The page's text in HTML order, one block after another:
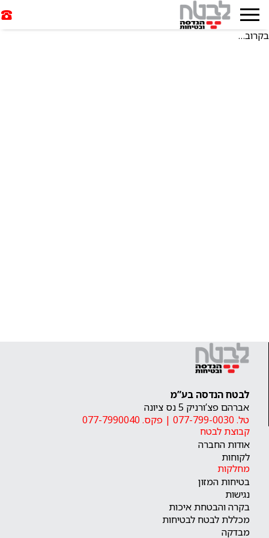
בקרוב…
לבטח הנדסה בע”מ
אברהם פצ’ורניק 5 נס ציונה
טל. 077-799-0030
| פקס. 077-7990040
קבוצת לבטח
אודות החברה
לקוחות
מחלקות
בטיחות המזון
נגישות
בקרה והבטחת איכות
מכללת לבטח לבטיחות
מבדקה